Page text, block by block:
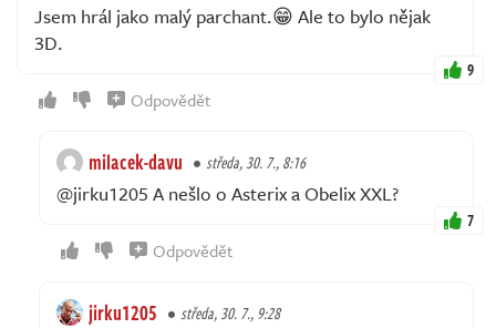
Jsem hrál jako malý parchant.😁 Ale to bylo nějak
3D.
9
Odpovědět
milacek-davu středa, 30. 7., 8:16
@jirku1205 A nešlo o Asterix a Obelix XXL?
7
Odpovědět
jirku1205 středa, 30. 7., 9:28